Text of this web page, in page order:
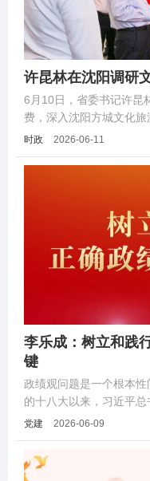
许昆林在沈阳调研
6月10日，省委书记许昆
费，深入沈阳方城文化旅
时政 2026-06-11
李乐成：树立和践
键
政绩观问题是一个根本
的十八大以来，习近平总
一系列重要论述，深刻阐
党建 2026-06-09